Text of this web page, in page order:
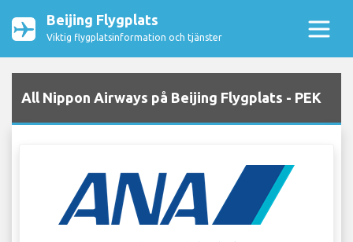
Beijing Flygplats
Viktig flygplatsinformation och tjänster
All Nippon Airways på Beijing Flygplats - PEK